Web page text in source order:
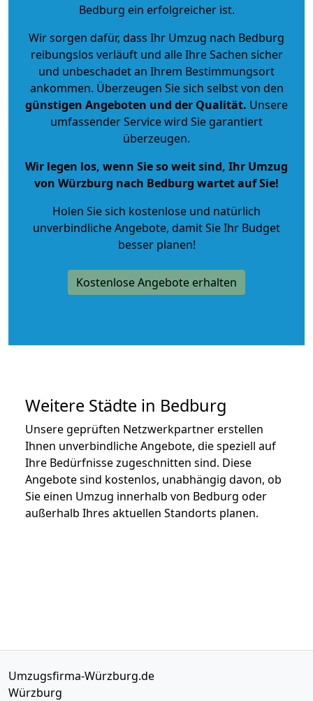
Bedburg ein erfolgreicher ist.
Wir sorgen dafür, dass Ihr Umzug nach Bedburg
reibungslos verläuft und alle Ihre Sachen sicher
und unbeschadet an Ihrem Bestimmungsort
ankommen. Überzeugen Sie sich selbst von den
günstigen Angeboten und der Qualität. Unsere
umfassender Service wird Sie garantiert
überzeugen.
Wir legen los, wenn Sie so weit sind, Ihr Umzug
von Würzburg nach Bedburg wartet auf Sie!
Holen Sie sich kostenlose und natürlich
unverbindliche Angebote, damit Sie Ihr Budget
besser planen!
Kostenlose Angebote erhalten
Weitere Städte in Bedburg
Unsere geprüften Netzwerkpartner erstellen
Ihnen unverbindliche Angebote, die speziell auf
Ihre Bedürfnisse zugeschnitten sind. Diese
Angebote sind kostenlos, unabhängig davon, ob
Sie einen Umzug innerhalb von Bedburg oder
außerhalb Ihres aktuellen Standorts planen.
Umzugsfirma-Würzburg.de
Würzburg